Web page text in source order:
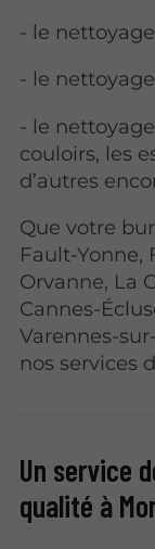
- le
- le
- le
couloirs, les
d’autres
Que votre
Fault-Yonne,
Orvanne, La
Cannes-
Varennes-
nos services
Un service
qualité à